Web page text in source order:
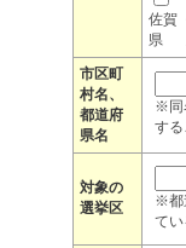
佐賀
県
市区町
村名、
都道府
県名
※同
する
対象の
選挙区
※都
てい